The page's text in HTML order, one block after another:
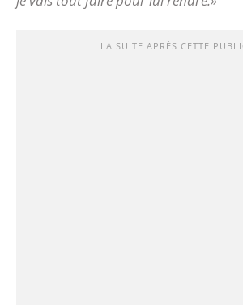
LA SUITE APRÈS CETTE